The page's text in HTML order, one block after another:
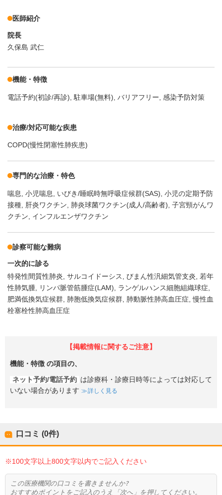
医師紹介
院長
久保島 武仁
機能・特徴
電話予約(初診/再診) 駐車場(無料) バリアフリー 感染予防対策
治療/対応可能な疾患
COPD(慢性閉塞性肺疾患)
専門的な治療・特色
喘息 小児喘息 いびき/睡眠時無呼吸症候群(SAS) 小児の定期予防
接種
肝炎ワクチン 肺炎球菌ワクチン(成人/高齢者) 子宮頸がんワ
クチン
インフルエンザワクチン
診察可能な難病
一次的に診る
特発性間質性肺炎 サルコイドーシス びまん性汎細気管支炎 若年
性肺気腫
リンパ脈管筋腫症(LAM)
ランゲルハンス細胞組織球症
肥満低換気症候群 肺胞低換気症候群 肺動脈性肺高血圧症 慢性血
栓塞栓性肺高血圧症
【掲載情報に関するご注意】
機能・特徴 の項目の、
ネット予約/電話予約 は診療科・診療日時等によっては対応して
いない場合があります
詳しく見る
口コミ (0件)
※100文字以上800文字以内でご記入ください